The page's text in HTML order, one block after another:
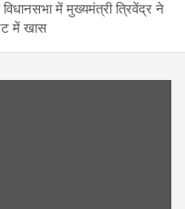
में मुख्यमंत्री त्रिवेंद्र ने
में खास